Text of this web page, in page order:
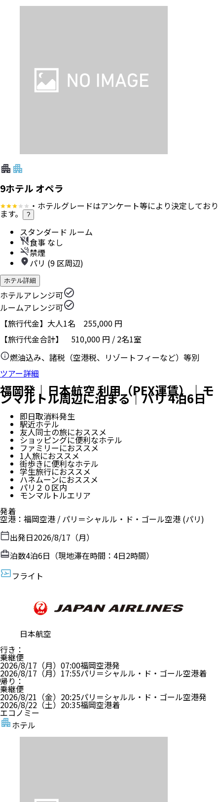
9ホテル オペラ
・ホテルグレードはアンケート等により決定しており
ます。 ?
スタンダード ルーム
食事 なし
禁煙
パリ (9 区周辺)
ホテル詳細
ホテルアレンジ可
ルームアレンジ可
【旅行代金】大人1名 255,000 円
【旅行代金合計】 510,000 円 / 2名1室
燃油込み、諸税（空港税、リゾートフィーなど）等別
ツアー詳細
福岡発｜日本航空 利用（PEX運賃）｜モ
ンマルトル周辺に泊まる｜パリ 4泊6日
即日取消料発生
駅近ホテル
友人同士の旅におススメ
ショッピングに便利なホテル
ファミリーにおススメ
1人旅におススメ
街歩きに便利なホテル
学生旅行におススメ
ハネムーンにおススメ
パリ２０区内
モンマルトルエリア
発着
空港 ： 福岡空港 / パリ＝シャルル・ド・ゴール空港 (パリ)
出発日2026/8/17（月）
泊数4泊6日（現地滞在時間： 4日2時間）
フライト
日本航空
行き ：
乗継便
2026/8/17（月） 07:00福岡空港発
2026/8/17（月） 17:55パリ＝シャルル・ド・ゴール空港着
帰り ：
乗継便
2026/8/21（金） 20:25パリ＝シャルル・ド・ゴール空港発
2026/8/22（土） 20:35福岡空港着
エコノミー
ホテル